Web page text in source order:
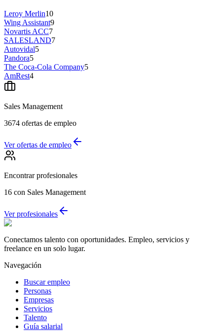
Leroy Merlin10
Wing Assistant9
Novartis ACC7
SALESLAND7
Autovidal5
Pandora5
The Coca-Cola Company5
AmRest4
Sales Management
3674 ofertas de empleo
Ver ofertas de empleo
Encontrar profesionales
16 con Sales Management
Ver profesionales
Conectamos talento con oportunidades. Empleo, servicios y
freelance en un solo lugar.
Navegación
Buscar empleo
Personas
Empresas
Servicios
Talento
Guía salarial